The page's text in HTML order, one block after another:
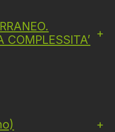
COMPLESSITA’ +
+